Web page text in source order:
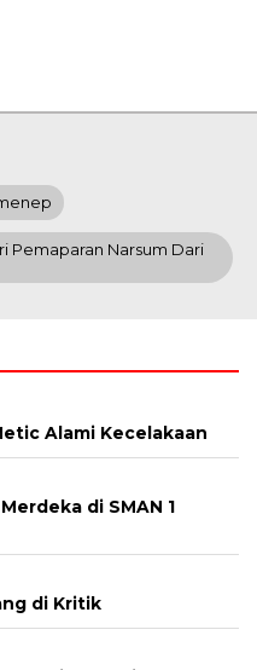
Pemaparan Narsum Dari
Alami Kecelakaan
di SMAN 1
di Kritik